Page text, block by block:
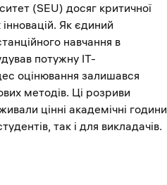
(SEU) досяг критичної
Як єдиний
навчання в
потужну ІТ-
оцінювання залишався
методів. Ці розриви
цінні академічні години
так і для викладачів.